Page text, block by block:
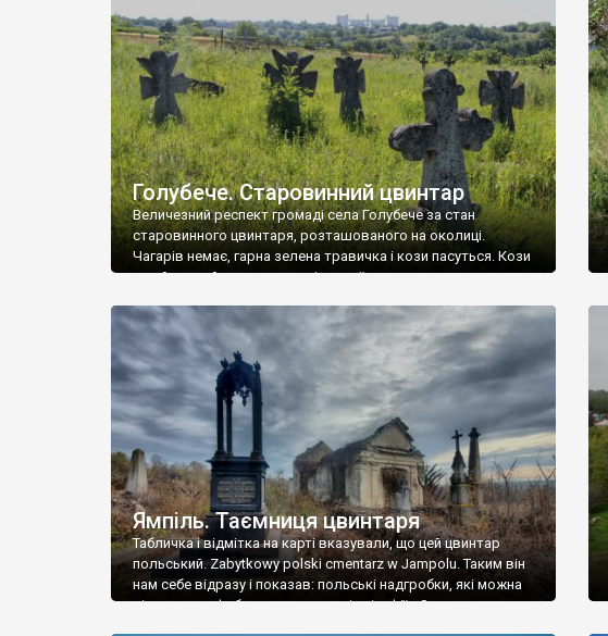
Голубече. Старовинний цвинтар
Величезний респект громаді села Голубече за стан
старовинного цвинтаря, розташованого на околиці.
Чагарів немає, гарна зелена травичка і кози пасуться. Кози
– найкращий регулятор шкідливої, для старих кладовищ,
бруньками, кози ті бруньки обгризають, бо то улюблений
делікатес. На цвинтарі у Голубечому ціла колекція
різноманітних форм хрестів. Село відносно невелике, […]
Ямпіль. Таємниця цвинтаря
Табличка і відмітка на карті вказували, що цей цвинтар
польський. Zabytkowy polski cmentarz w Jampolu. Таким він
нам себе відразу і показав: польські надгробки, які можна
віднести до фабричних, польські епітафії… Загалом цвинтар